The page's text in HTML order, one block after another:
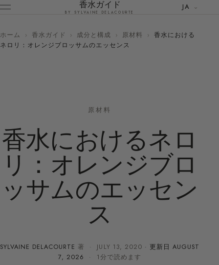
香水ガイド
BY SYLVAINE DELACOURTE
JA
ホーム › 香水ガイド › 成分と構成 › 原材料 › 香水における
ネロリ：オレンジブロッサムのエッセンス
原材料
香水におけるネロ
リ：オレンジブロ
ッサムのエッセン
ス
SYLVAINE DELACOURTE 著 · JULY 13, 2020 · 更新日 AUGUST
7, 2026
· 1分で読めます